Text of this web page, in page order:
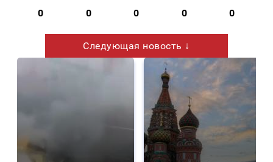
0 0 0 0 0
Следующая новость ↓